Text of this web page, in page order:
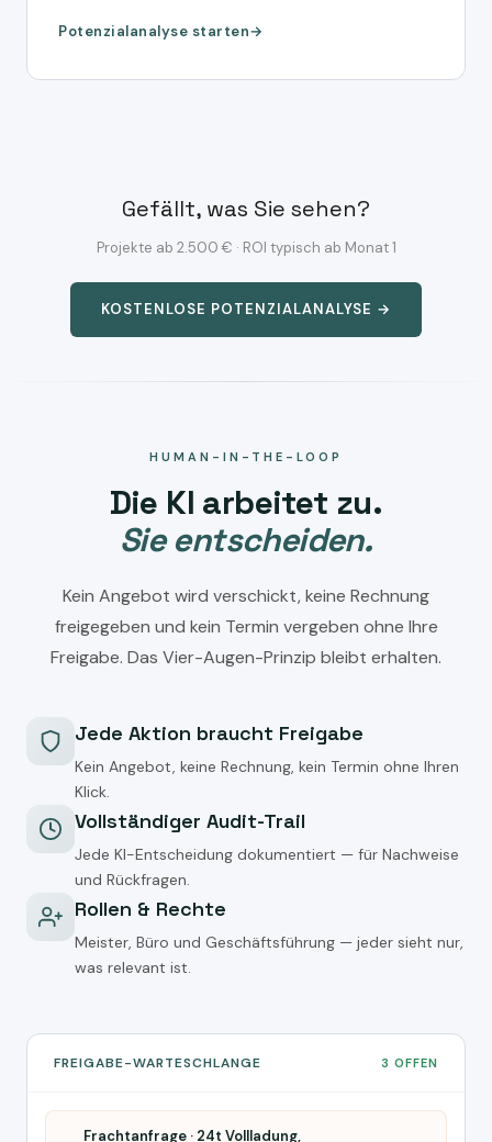
Potenzialanalyse starten
Gefällt, was Sie sehen?
Projekte ab 2.500 € · ROI typisch ab Monat 1
KOSTENLOSE POTENZIALANALYSE →
HUMAN-IN-THE-LOOP
Die KI arbeitet zu.
Sie entscheiden.
Kein Angebot wird verschickt, keine Rechnung
freigegeben und kein Termin vergeben ohne Ihre
Freigabe. Das Vier-Augen-Prinzip bleibt erhalten.
Jede Aktion braucht Freigabe
Kein Angebot, keine Rechnung, kein Termin ohne Ihren
Klick.
Vollständiger Audit-Trail
Jede KI-Entscheidung dokumentiert — für Nachweise
und Rückfragen.
Rollen & Rechte
Meister, Büro und Geschäftsführung — jeder sieht nur,
was relevant ist.
FREIGABE-WARTESCHLANGE 3 OFFEN
Frachtanfrage · 24t Vollladung,